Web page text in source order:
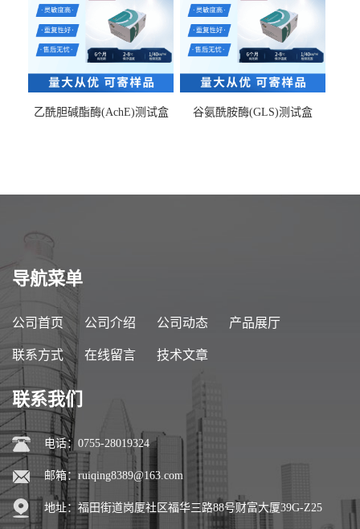
乙酰胆碱酯酶(AchE)测试盒 谷氨酰胺酶(GLS)测试盒
导航菜单
公司首页 公司介绍 公司动态 产品展厅
联系方式 在线留言 技术文章
联系我们
电话：0755-28019324
邮箱： ruiqing8389@163.com
地址：福田街道岗厦社区福华三路88号财富大厦39G-Z25